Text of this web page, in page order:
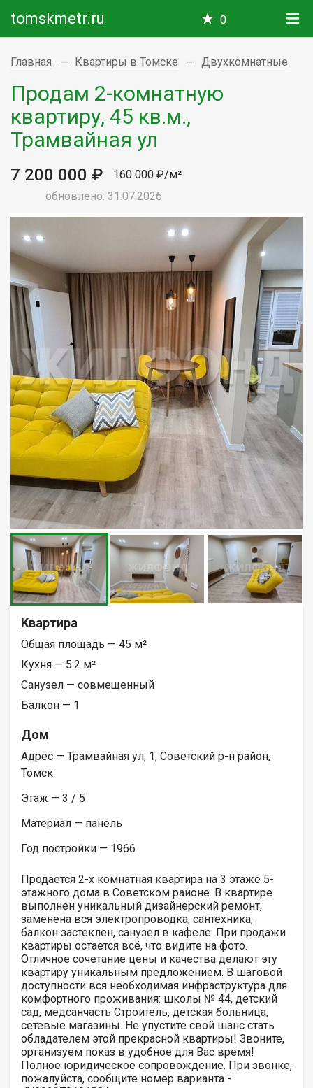
tomskmetr.ru 0
Главная Квартиры в Томске Двухкомнатные
Продам 2-комнатную
квартиру, 45 кв.м.,
Трамвайная ул
7 200 000 ₽
160 000 ₽/м²
обновлено: 31.07.2026
Квартира
Общая площадь — 45 м²
Кухня — 5.2 м²
Санузел — совмещенный
Балкон — 1
Дом
Адрес — Трамвайная ул, 1, Советский р-н район,
Томск
Этаж — 3 / 5
Материал — панель
Год постройки — 1966
Продается 2-х комнатная квартира на 3 этаже 5-
этажного дома в Советском районе. В квартире
выполнен уникальный дизайнерский ремонт,
заменена вся электропроводка, сантехника,
балкон застеклен, санузел в кафеле. При продажи
квартиры остается всё, что видите на фото.
Отличное сочетание цены и качества делают эту
квартиру уникальным предложением. В шаговой
доступности вся необходимая инфраструктура для
комфортного проживания: школы № 44, детский
сад, медсанчасть Строитель, детская больница,
сетевые магазины. Не упустите свой шанс стать
обладателем этой прекрасной квартиры! Звоните,
организуем показ в удобное для Вас время!
Полное юридическое сопровождение. При звонке,
пожалуйста, сообщите номер варианта -